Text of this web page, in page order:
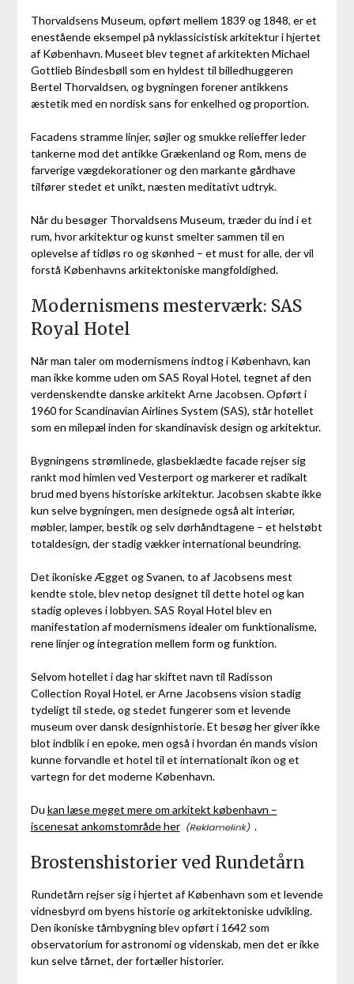
Thorvaldsens Museum, opført mellem 1839 og 1848, er et
enestående eksempel på nyklassicistisk arkitektur i hjertet
af København. Museet blev tegnet af arkitekten Michael
Gottlieb Bindesbøll som en hyldest til billedhuggeren
Bertel Thorvaldsen, og bygningen forener antikkens
æstetik med en nordisk sans for enkelhed og proportion.
Facadens stramme linjer, søjler og smukke relieffer leder
tankerne mod det antikke Grækenland og Rom, mens de
farverige vægdekorationer og den markante gårdhave
tilfører stedet et unikt, næsten meditativt udtryk.
Når du besøger Thorvaldsens Museum, træder du ind i et
rum, hvor arkitektur og kunst smelter sammen til en
oplevelse af tidløs ro og skønhed – et must for alle, der vil
forstå Københavns arkitektoniske mangfoldighed.
Modernismens mesterværk: SAS
Royal Hotel
Når man taler om modernismens indtog i København, kan
man ikke komme uden om SAS Royal Hotel, tegnet af den
verdenskendte danske arkitekt Arne Jacobsen. Opført i
1960 for Scandinavian Airlines System (SAS), står hotellet
som en milepæl inden for skandinavisk design og arkitektur.
Bygningens strømlinede, glasbeklædte facade rejser sig
rankt mod himlen ved Vesterport og markerer et radikalt
brud med byens historiske arkitektur. Jacobsen skabte ikke
kun selve bygningen, men designede også alt interiør,
møbler, lamper, bestik og selv dørhåndtagene – et helstøbt
totaldesign, der stadig vækker international beundring.
Det ikoniske Ægget og Svanen, to af Jacobsens mest
kendte stole, blev netop designet til dette hotel og kan
stadig opleves i lobbyen. SAS Royal Hotel blev en
manifestation af modernismens idealer om funktionalisme,
rene linjer og integration mellem form og funktion.
Selvom hotellet i dag har skiftet navn til Radisson
Collection Royal Hotel, er Arne Jacobsens vision stadig
tydeligt til stede, og stedet fungerer som et levende
museum over dansk designhistorie. Et besøg her giver ikke
blot indblik i en epoke, men også i hvordan én mands vision
kunne forvandle et hotel til et internationalt ikon og et
vartegn for det moderne København.
Du kan læse meget mere om arkitekt københavn –
iscenesat ankomstområde her
.
Brostenshistorier ved Rundetårn
Rundetårn rejser sig i hjertet af København som et levende
vidnesbyrd om byens historie og arkitektoniske udvikling.
Den ikoniske tårnbygning blev opført i 1642 som
observatorium for astronomi og videnskab, men det er ikke
kun selve tårnet, der fortæller historier.